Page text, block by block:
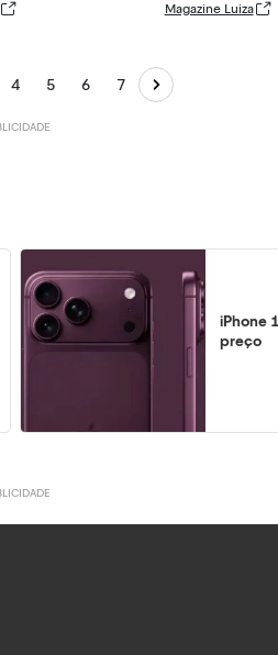
Magazine Luiza
4 5 6 7
iPhone
preço